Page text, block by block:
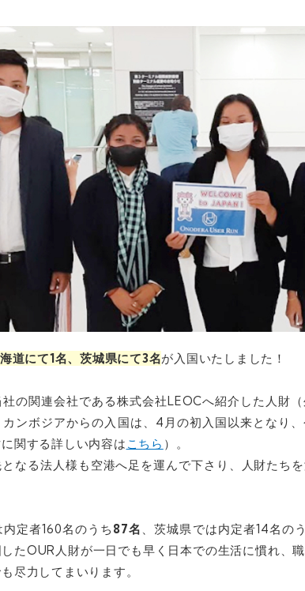
道にて1名、茨城県にて3名が 入国いたしました！
の関連会社である株式会社LEOCへ紹介した人財
ンボジアからの入国は、4月の初入国以来となり
に関する詳しい内容は こちら ）。
なる法人様も空港へ足を運んで下さり、人財たち
定者160名のうち 87名 、茨城県では内定者14名の
たOUR人財が一日でも早く日本での生活に慣れ、
尽力してまいります。